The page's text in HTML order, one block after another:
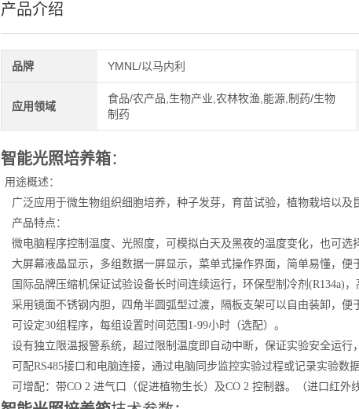
产品介绍
品牌 YMNL/以马内利
应用领域
食品/农产品,生物产业,农林牧渔,能源,制药/生物
制药
智能光照培养箱：
用途概述：
广泛应用于微生物组织细胞培养，种子发芽，育苗试验，植物栽培以及
产品特点：
微电脑程序控制温度、光照度，可模拟白天及黑夜的温度变化，也可选
大屏幕液晶显示，多组数据一屏显示，菜单式操作界面，简单易懂，便
国际品牌压缩机保证试验设备长时间连续运行，环保型制冷剂 (R134a)
采用镜面不锈钢内胆，四角半圆弧型过渡，隔板支架可以自由装卸，便
可设定30组程序，每组设置时间范围1-99小时（选配）。
设有独立限温报警系统，超过限制温度即自动中断，保证实验安全运行
可配RS485接口和电脑连接，通过电脑同步监控实验过程或记录实验数据
可增配：带CO 2 进气口（促进植物生长）及CO 2 控制器。（进口红外